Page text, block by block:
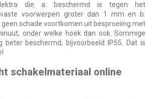
die a: beschermd is tegen het
vaste voorwerpen groter dan 1 mm en b:
schade voortkomen uit besproeiing met
onder welke hoek dan ook. Sommige
beschermd, bijvoorbeeld IP55. Dat is
schakelmateriaal online